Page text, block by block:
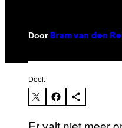
Door Bram van den
Deel: